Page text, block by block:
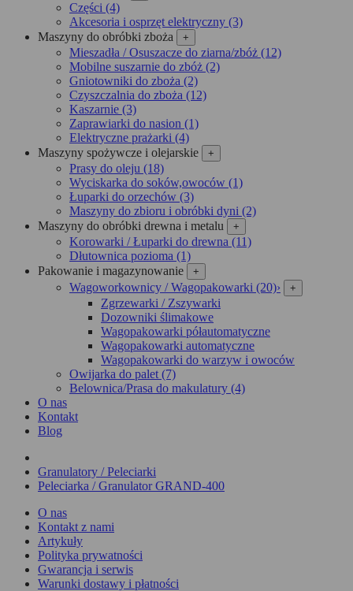
Części (4)
Akcesoria i osprzęt elektryczny (3)
Maszyny do obróbki zboża
+
Mieszadła / Osuszacze do ziarna/zbóż (12)
Mobilne suszarnie do zbóż (2)
Gniotowniki do zboża (2)
Czyszczalnia do zboża (12)
Kaszarnie (3)
Zaprawiarki do nasion (1)
Elektryczne prażarki (4)
Maszyny spożywcze i olejarskie
+
Prasy do oleju (18)
Wyciskarka do soków,owoców (1)
Łuparki do orzechów (3)
Maszyny do zbioru i obróbki dyni (2)
Maszyny do obróbki drewna i metalu
+
Korowarki / Łuparki do drewna (11)
Dłutownica pozioma (1)
Pakowanie i magazynowanie
+
Wagoworkownicy / Wagopakowarki (20)› +
Zgrzewarki / Zszywarki
Dozowniki ślimakowe
Wagopakowarki półautomatyczne
Wagopakowarki automatyczne
Wagopakowarki do warzyw i owoców
Owijarka do palet (7)
Belownica/Prasa do makulatury (4)
O nas
Kontakt
Blog
Granulatory / Peleciarki
Peleciarka / Granulator GRAND-400
O nas
Kontakt z nami
Artykuły
Polityka prywatności
Gwarancja i serwis
Warunki dostawy i płatności